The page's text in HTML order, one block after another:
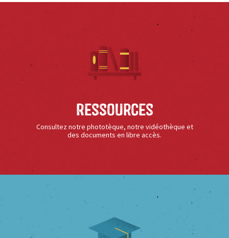
Ressources
Consultez notre phototèque, notre vidéothèque et
des documents en libre accès.